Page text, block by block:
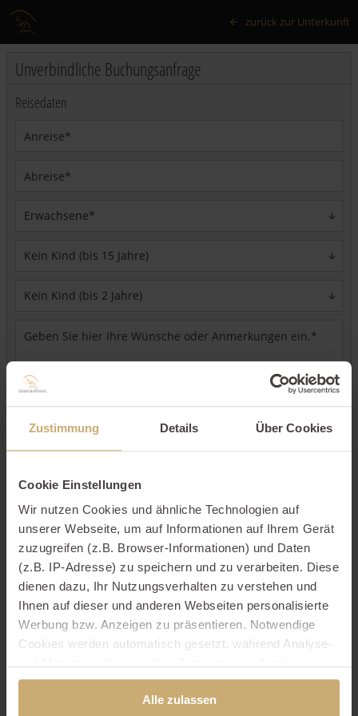
Zustimmung Details Über Cookies
Cookie Einstellungen
Wir nutzen Cookies und ähnliche Technologien auf
unserer Webseite, um auf Informationen auf Ihrem Gerät
zuzugreifen (z.B. Browser-Informationen) und Daten
(z.B. IP-Adresse) zu speichern und zu verarbeiten. Diese
dienen dazu, Ihr Nutzungsverhalten zu verstehen und
Ihnen auf dieser und anderen Webseiten personalisierte
Werbung bzw. Anzeigen zu präsentieren. Notwendige
Cookies werden automatisch gesetzt, während Analyse-
auch außerhalb der EU/EWR, z.B. in den USA,
verarbeitet werden, wo Ihre Daten nicht mit den gleichen
Alle zulassen
zurück zur Unterkunft
Unverbindliche Buchungsanfrage
Reisedaten
Kontaktdaten